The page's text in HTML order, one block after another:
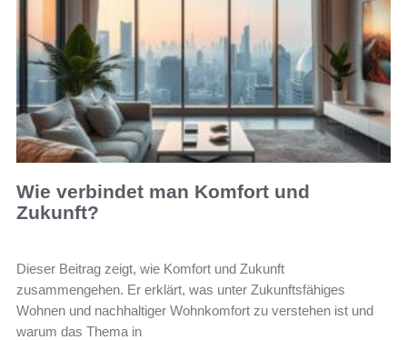
Wie verbindet man Komfort und
Zukunft?
Dieser Beitrag zeigt, wie Komfort und Zukunft
zusammengehen. Er erklärt, was unter Zukunftsfähiges
Wohnen und nachhaltiger Wohnkomfort zu verstehen ist und
warum das Thema in